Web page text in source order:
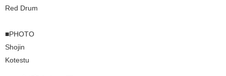
Red Drum
■PHOTO
Shojin
Kotestu